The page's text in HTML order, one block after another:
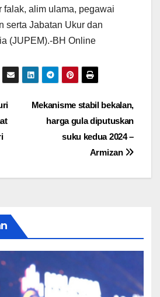
falak, alim ulama, pegawai
serta Jabatan Ukur dan
(JUPEM).-BH Online
Mekanisme stabil bekalan,
harga gula diputuskan
suku kedua 2024 –
Armizan